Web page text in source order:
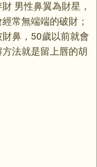
男性鼻翼為財星，
常無端端的破財；
鼻，50歲以前就會
法就是留上唇的胡